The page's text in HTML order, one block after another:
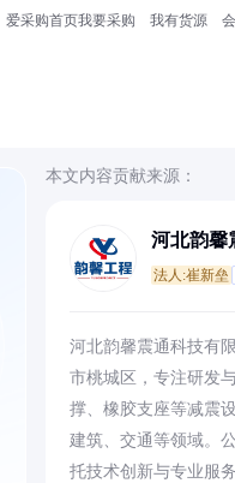
爱采购首页我要采购 我有货源
本文内容贡献来源：
河北韵馨
法人:崔新垒
河北韵馨震通科技有
市桃城区，专注研发
撑、橡胶支座等减震
建筑、交通等领域。
托技术创新与专业服